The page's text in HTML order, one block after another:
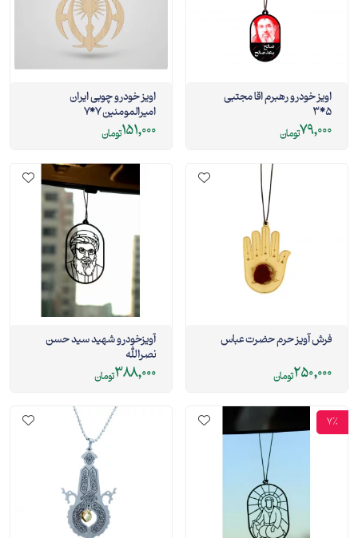
اویز خودرو رهبرم اقا مجتبی
5*3
79,000تومان
اویز خودرو چوبی ایران
امیرالمومنین 7*7
151,000تومان
فرش آویز حرم حضرت عباس
250,000تومان
آویزخودرو شهید سید حسن
نصرالله
388,000تومان
7%